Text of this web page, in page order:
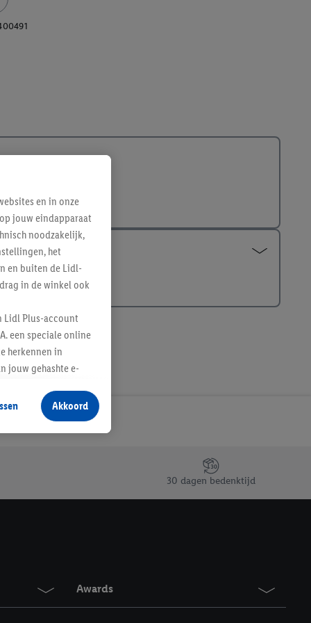
30 dagen bedenktijd
Awards
en in onze
jouw eindapparaat
noodzakelijk,
het
en buiten de Lidl-
in de winkel ook
Lidl Plus-account
een speciale online
herkennen in
jouw gehashte e-
producten waarin je
te plaatsen
jouw gehashte e-
kunnen worden
vergelijkbare
Meer informatie,
Akkoord